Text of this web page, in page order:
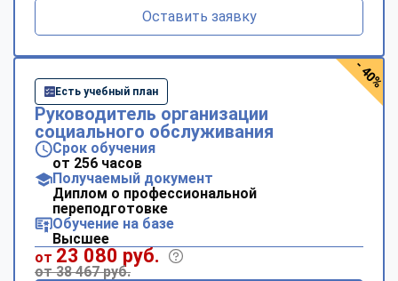
Оставить заявку
Есть учебный план
Руководитель организации
социального обслуживания
Срок обучения
от 256 часов
Получаемый документ
Диплом о профессиональной
переподготовке
Обучение на базе
Высшее
от 23 080 руб.
от 38 467 руб.
- 40%